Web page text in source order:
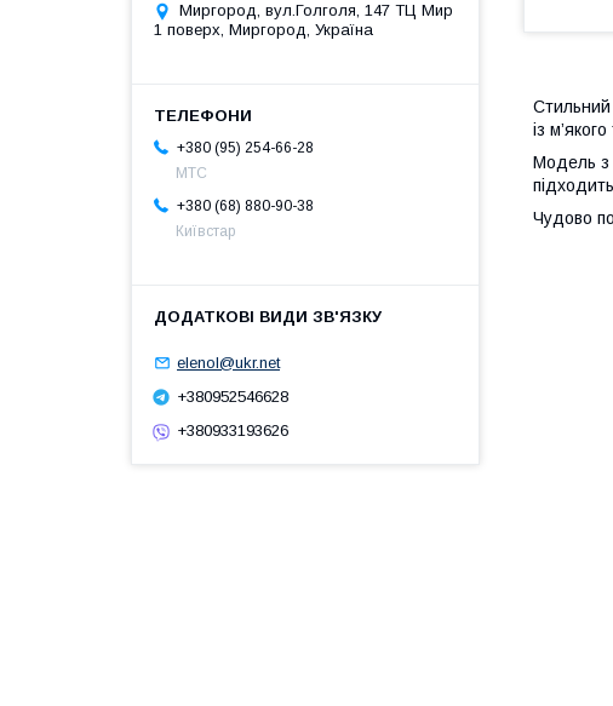
Стильний
із
Модель з
Чудово
Миргород, вул.Голголя, 147 ТЦ Мир
1 поверх, Миргород, Україна
+380 (95) 254-66-28
МТС
+380 (68) 880-90-38
Київстар
elenol@ukr.net
+380952546628
+380933193626